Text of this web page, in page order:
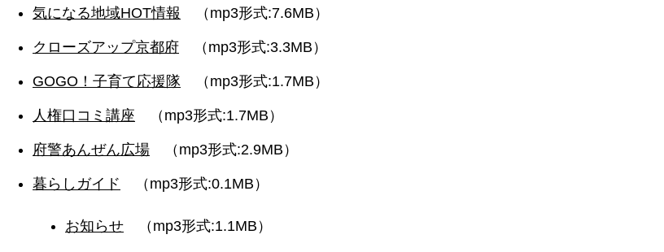
気になる地域HOT情報 （mp3形式:7.6MB）
クローズアップ京都府 （mp3形式:3.3MB）
GOGO！子育て応援隊 （mp3形式:1.7MB）
人権口コミ講座 （mp3形式:1.7MB）
府警あんぜん広場 （mp3形式:2.9MB）
暮らしガイド （mp3形式:0.1MB）
お知らせ （mp3形式:1.1MB）